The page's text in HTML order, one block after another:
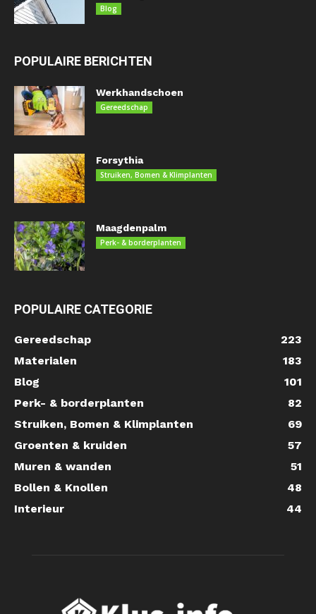
Blog
POPULAIRE BERICHTEN
Werkhandschoen
Gereedschap
Forsythia
Struiken, Bomen & Klimplanten
Maagdenpalm
Perk- & borderplanten
POPULAIRE CATEGORIE
Gereedschap
223
Materialen
183
Blog
101
Perk- & borderplanten
82
Struiken, Bomen & Klimplanten
69
Groenten & kruiden
57
Muren & wanden
51
Bollen & Knollen
48
Interieur
44